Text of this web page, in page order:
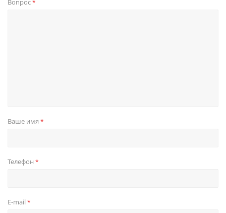
Вопрос*
Ваше имя *
Телефон *
E-mail *